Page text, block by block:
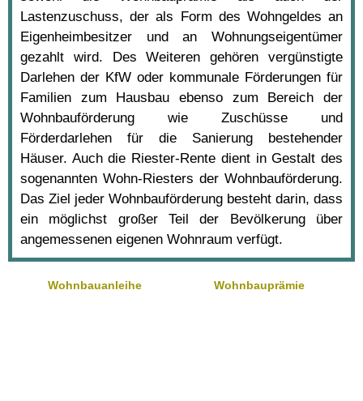
Lastenzuschuss, der als Form des Wohngeldes an
Eigenheimbesitzer und an Wohnungseigentümer
gezahlt wird. Des Weiteren gehören vergünstigte
Darlehen der KfW oder kommunale Förderungen für
Familien zum Hausbau ebenso zum Bereich der
Wohnbauförderung wie Zuschüsse und
Förderdarlehen für die Sanierung bestehender
Häuser. Auch die Riester-Rente dient in Gestalt des
sogenannten Wohn-Riesters der Wohnbauförderung.
Das Ziel jeder Wohnbauförderung besteht darin, dass
ein möglichst großer Teil der Bevölkerung über
angemessenen eigenen Wohnraum verfügt.
Wohnbauanleihe Wohnbauprämie